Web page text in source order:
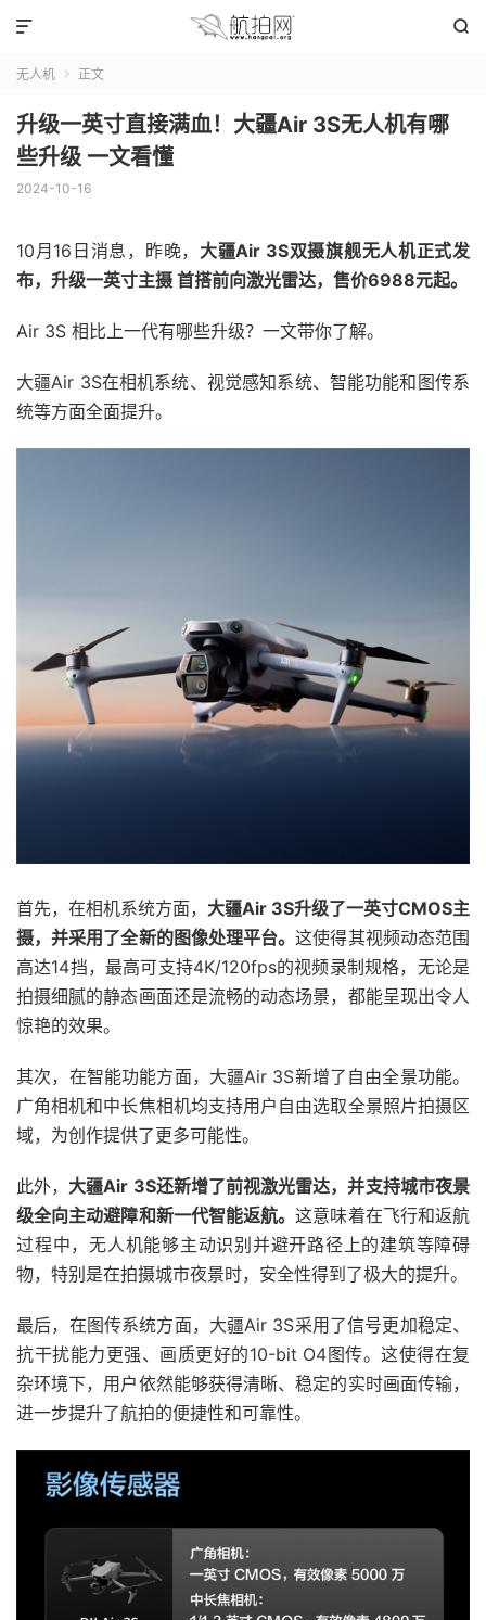


无人机  正文
升级一英寸直接满血！大疆Air 3S无人机有哪
些升级 一文看懂
2024-10-16
10月16日消息，昨晚， 大疆Air 3S双摄旗舰无人机正式发
布，升级一英寸主摄 首搭前向激光雷达，售价6988元起。
Air 3S 相比上一代有哪些升级？一文带你了解。
大疆Air 3S在相机系统、视觉感知系统、智能功能和图传系
统等方面全面提升。
首先，在相机系统方面， 大疆Air 3S升级了一英寸CMOS主
摄，并采用了全新的图像处理平台。这使得其视频动态范围
高达14挡，最高可支持4K/120fps的视频录制规格，无论是
拍摄细腻的静态画面还是流畅的动态场景，都能呈现出令人
惊艳的效果。
其次，在智能功能方面，大疆Air 3S新增了自由全景功能。
广角相机和中长焦相机均支持用户自由选取全景照片拍摄区
域，为创作提供了更多可能性。
此外， 大疆Air 3S还新增了前视激光雷达，并支持城市夜景
级全向主动避障和新一代智能返航。这意味着在飞行和返航
过程中，无人机能够主动识别并避开路径上的建筑等障碍
物，特别是在拍摄城市夜景时，安全性得到了极大的提升。
最后，在图传系统方面，大疆Air 3S采用了信号更加稳定、
抗干扰能力更强、画质更好的10-bit O4图传。这使得在复
杂环境下，用户依然能够获得清晰、稳定的实时画面传输，
进一步提升了航拍的便捷性和可靠性。